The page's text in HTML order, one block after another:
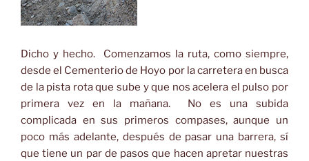
Dicho y hecho. Comenzamos la ruta, como siempre,
desde el Cementerio de Hoyo por la carretera en busca
de la pista rota que sube y que nos acelera el pulso por
primera vez en la mañana. No es una subida
complicada en sus primeros compases, aunque un
poco más adelante, después de pasar una barrera, sí
que tiene un par de pasos que hacen apretar nuestras